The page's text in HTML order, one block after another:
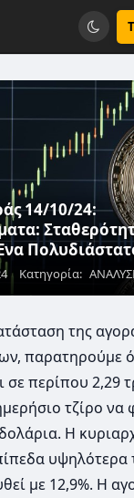
14/10/24:
Κατηγορία:
της
παρατηρούμε
σε περίπου 2,29
τζίρο να
Η
υψηλότερα
με 12,9%. Η